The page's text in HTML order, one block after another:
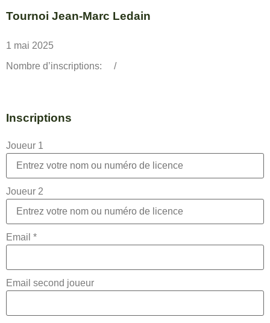
Tournoi Jean-Marc Ledain
1 mai 2025
Nombre d’inscriptions:
/
Inscriptions
Joueur 1
Joueur 2
Email *
Email second joueur